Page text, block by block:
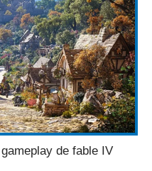
de fable IV